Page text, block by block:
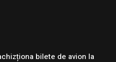
bilete de avion la